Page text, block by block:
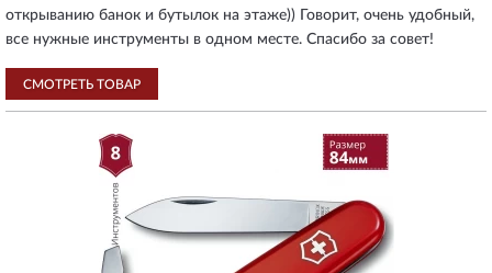
открыванию банок и бутылок на этаже)) Говорит, очень удобный,
все нужные инструменты в одном месте. Спасибо за совет!
СМОТРЕТЬ ТОВАР